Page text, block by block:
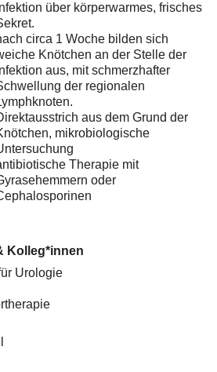
Infektion über körperwarmes, frisches
circa 1 Woche bilden sich
Knötchen an der Stelle der
Infektion aus, mit schmerzhafter
der regionalen
aus dem Grund der
mikrobiologische
Therapie mit
oder
Kolleg*innen
Urologie